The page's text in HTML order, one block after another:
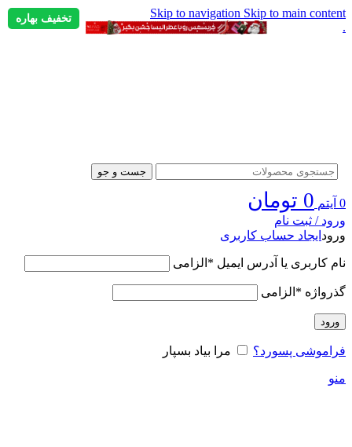
Skip to navigation Skip to main content
.
جست و جو
0 آیتم 0 تومان
ورود / ثبت نام
ورود ایجاد حساب کاربری
نام کاربری یا آدرس ایمیل * الزامی
گذرواژه * الزامی
ورود
فراموشی پسورد؟ مرا بیاد بسپار
منو
تخفیف بهاره